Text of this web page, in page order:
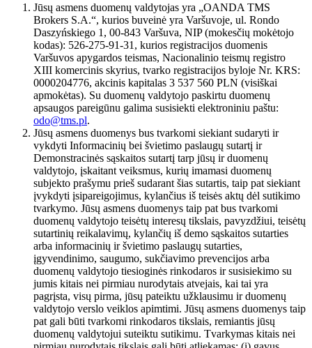
Jūsų asmens duomenų valdytojas yra „OANDA TMS
Brokers S.A.“, kurios buveinė yra Varšuvoje, ul. Rondo
Daszyńskiego 1, 00-843 Varšuva, NIP (mokesčių mokėtojo
kodas): 526-275-91-31, kurios registracijos duomenis
Varšuvos apygardos teismas, Nacionalinio teismų registro
XIII komercinis skyrius, tvarko registracijos byloje Nr. KRS:
0000204776, akcinis kapitalas 3 537 560 PLN (visiškai
apmokėtas). Su duomenų valdytojo paskirtu duomenų
apsaugos pareigūnu galima susisiekti elektroniniu paštu:
odo@tms.pl.
Jūsų asmens duomenys bus tvarkomi siekiant sudaryti ir
vykdyti Informacinių bei švietimo paslaugų sutartį ir
Demonstracinės sąskaitos sutartį tarp jūsų ir duomenų
valdytojo, įskaitant veiksmus, kurių imamasi duomenų
subjekto prašymu prieš sudarant šias sutartis, taip pat siekiant
įvykdyti įsipareigojimus, kylančius iš teisės aktų dėl sutikimo
tvarkymo. Jūsų asmens duomenys taip pat bus tvarkomi
duomenų valdytojo teisėtų interesų tikslais, pavyzdžiui, teisėtų
sutartinių reikalavimų, kylančių iš demo sąskaitos sutarties
arba informacinių ir švietimo paslaugų sutarties,
įgyvendinimo, saugumo, sukčiavimo prevencijos arba
duomenų valdytojo tiesioginės rinkodaros ir susisiekimo su
jumis kitais nei pirmiau nurodytais atvejais, kai tai yra
pagrįsta, visų pirma, jūsų pateiktu užklausimu ir duomenų
valdytojo verslo veiklos apimtimi. Jūsų asmens duomenys taip
pat gali būti tvarkomi rinkodaros tikslais, remiantis jūsų
duomenų valdytojui suteiktu sutikimu. Tvarkymas kitais nei